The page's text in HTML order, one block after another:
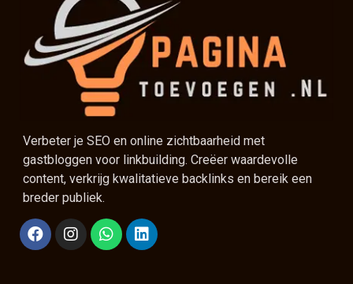
Verbeter je SEO en online zichtbaarheid met
gastbloggen voor linkbuilding. Creëer waardevolle
content, verkrijg kwalitatieve backlinks en bereik een
breder publiek.